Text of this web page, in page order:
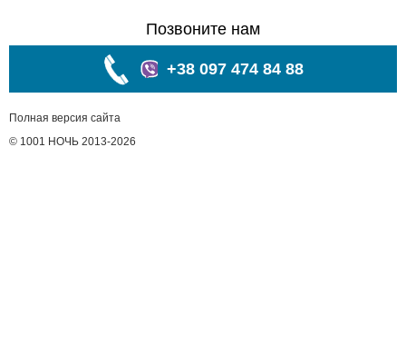
Позвоните нам
+38 097 474 84 88
Полная версия сайта
© 1001 НОЧЬ 2013-2026